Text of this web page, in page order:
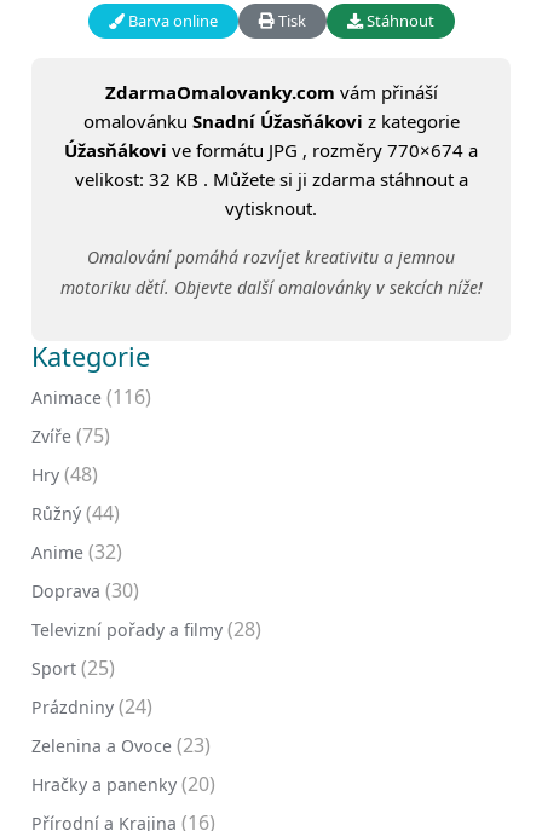
Barva online Tisk Stáhnout
ZdarmaOmalovanky.com vám přináší
omalovánku Snadní Úžasňákovi z kategorie
Úžasňákovi ve formátu JPG , rozměry 770×674 a
velikost: 32 KB . Můžete si ji zdarma stáhnout a
vytisknout.
Omalování pomáhá rozvíjet kreativitu a jemnou
motoriku dětí. Objevte další omalovánky v sekcích níže!
Kategorie
Animace (116)
Zvíře (75)
Hry (48)
Růžný (44)
Anime (32)
Doprava (30)
Televizní pořady a filmy (28)
Sport (25)
Prázdniny (24)
Zelenina a Ovoce (23)
Hračky a panenky (20)
Přírodní a Krajina (16)